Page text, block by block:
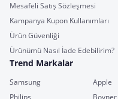
Mesafeli Satış Sözleşmesi
Kampanya Kupon Kullanımları
Ürün Güvenliği
Ürünümü Nasıl İade Edebilirim?
Trend Markalar
Samsung Apple
Philips
Boyner